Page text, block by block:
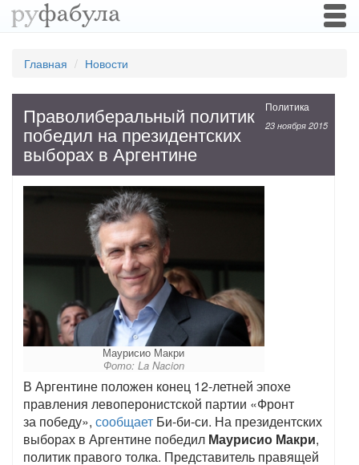
Главная Новости
Политика
23 ноября 2015
Праволиберальный политик
победил на президентских
выборах в Аргентине
Маурисио Макри
Фото: La Nacion
В Аргентине положен конец 12-летней эпохе
правления левоперонистской партии «Фронт
за победу», сообщает Би-би-си. На президентских
выборах в Аргентине победил Маурисио Макри,
политик правого толка. Представитель правящей